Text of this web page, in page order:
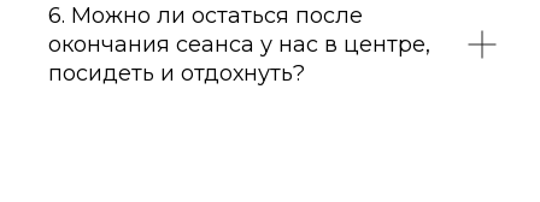
6. Можно ли остаться после
окончания сеанса у нас в центре,
посидеть и отдохнуть?